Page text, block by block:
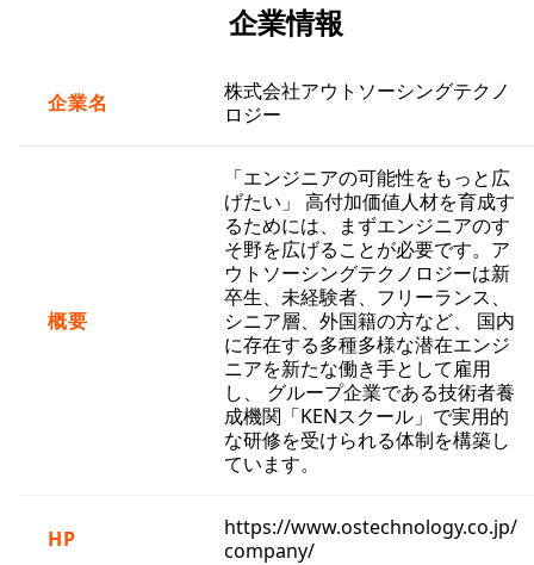
企業情報
企業名
株式会社アウトソーシングテクノ
ロジー
概要
「エンジニアの可能性をもっと広
げたい」 高付加価値人材を育成す
るためには、まずエンジニアのす
そ野を広げることが必要です。ア
ウトソーシングテクノロジーは新
卒生、未経験者、フリーランス、
シニア層、外国籍の方など、 国内
に存在する多種多様な潜在エンジ
ニアを新たな働き手として雇用
し、 グループ企業である技術者養
成機関「KENスクール」で実用的
な研修を受けられる体制を構築し
ています。
HP
https://www.ostechnology.co.jp/
company/